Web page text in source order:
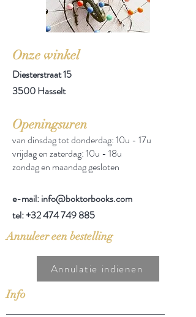
Onze winkel
Diesterstraat 15
3500 Hasselt
Openingsuren
van dinsdag tot donderdag: 10u - 17u
vrijdag en zaterdag: 10u - 18u
zondag en maandag gesloten
e-mail: info@boktorbooks.com
tel:+32 474 749 885
Annuleer een bestelling
Annulatie indienen
Info